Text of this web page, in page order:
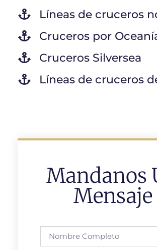
Líneas de cruceros
Cruceros por
Cruceros Silversea
Líneas de cruceros
Mandanos
Mensaje